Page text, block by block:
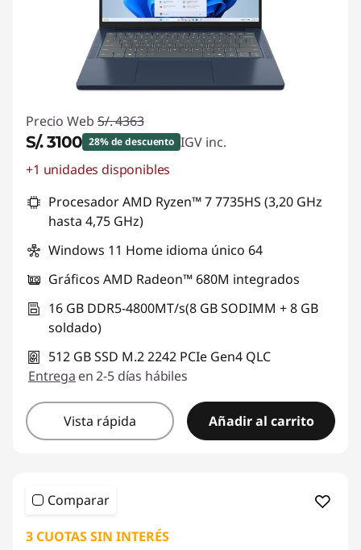
Precio Web S/. 4363
S/. 3100 28% de descuento IGV inc.
Ahorros instantáneos :
+1 unidades disponibles
Procesador AMD Ryzen™ 7 7735HS (3,20 GHz
hasta 4,75 GHz)
Windows 11 Home idioma único 64
Gráficos AMD Radeon™ 680M integrados
16 GB DDR5-4800MT/s(8 GB SODIMM + 8 GB
soldado)
512 GB SSD M.2 2242 PCIe Gen4 QLC
Entrega en 2-5 días hábiles
Vista rápida Añadir al carrito
Comparar
3 CUOTAS SIN INTERÉS